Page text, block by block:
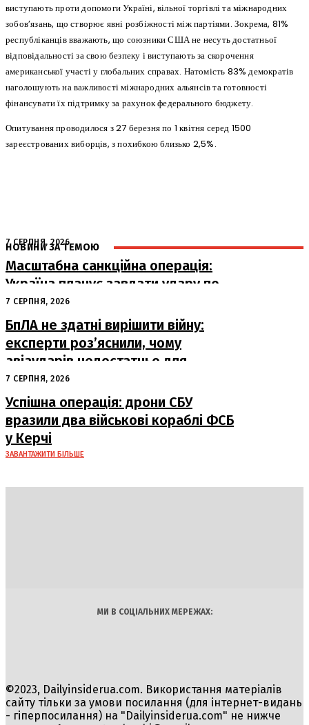
виступають проти допомоги Україні, вільної торгівлі та міжнародних
зобов’язань, що створює явні розбіжності між партіями. Зокрема, 81%
республіканців вважають, що союзники США не несуть достатньої
відповідальності за свою безпеку і виступають за скорочення
американської участі у глобальних справах. Натомість 83% демократів
наголошують на важливості міжнародних альянсів та готовності
фінансувати їх підтримку за рахунок федерального бюджету.
Опитування проводилося з 27 березня по 1 квітня серед 1500
зареєстрованих виборців, з похибкою близько 2,5%.
НОВИНИ ЗА ТЕМОЮ
7 СЕРПНЯ, 2026
Масштабна санкційна операція:
Україна планує завдати удару по
російському ВПК
7 СЕРПНЯ, 2026
БпЛА не здатні вирішити війну:
експерти роз’яснили, чому
авіаударів недостатньо для
досягнення миру
7 СЕРПНЯ, 2026
Успішна операція: дрони СБУ
вразили два військові кораблі ФСБ
у Керчі
ЗАВАНТАЖИТИ БІЛЬШЕ
МИ В СОЦІАЛЬНИХ МЕРЕЖАХ:
©2023, Dailyinsiderua.com. Використання матеріалів
сайту тільки за умови посилання (для інтернет-видань
- гіперпосилання) на "Dailyinsiderua.com" не нижче